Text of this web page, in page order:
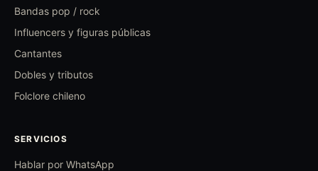
Bandas pop / rock
Influencers y figuras públicas
Cantantes
Dobles y tributos
Folclore chileno
SERVICIOS
Hablar por WhatsApp